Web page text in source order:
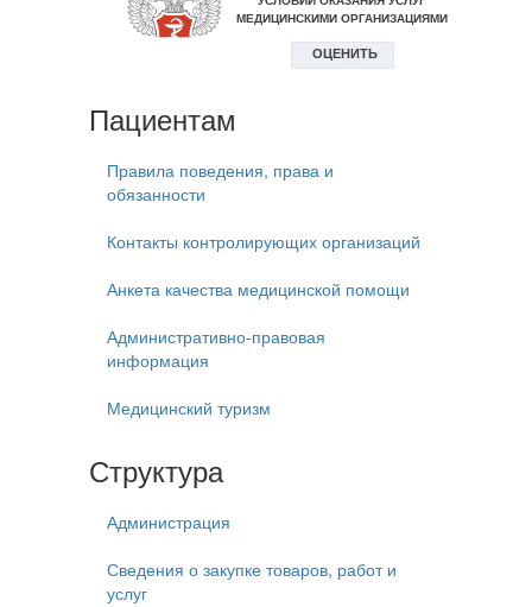
Пациентам
Правила поведения, права и
обязанности
Контакты контролирующих организаций
Анкета качества медицинской помощи
Административно-правовая
информация
Медицинский туризм
Структура
Администрация
Сведения о закупке товаров, работ и
услуг